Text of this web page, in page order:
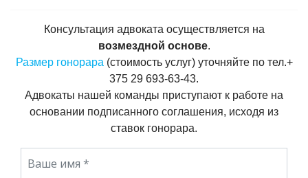
Консультация адвоката осуществляется на
возмездной основе.
Размер гонорара (стоимость услуг) уточняйте по тел.+
375 29 693-63-43.
Адвокаты нашей команды приступают к работе на
основании подписанного соглашения, исходя из
ставок гонорара.